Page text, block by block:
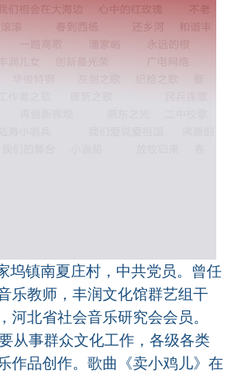
坞镇南夏庄村，中共党员。曾任
乐教师，丰润文化馆群艺组干
北省社会音乐研究会会员。
从事群众文化工作，各级各类
作品创作。歌曲《卖小鸡儿》在